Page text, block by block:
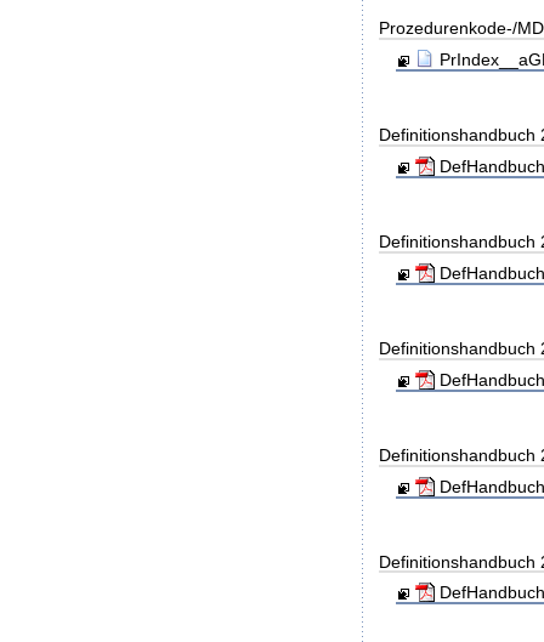
Prozedurenkode-/
Definitionshandbuch
Definitionshandbuch
Definitionshandbuch
Definitionshandbuch
Definitionshandbuch